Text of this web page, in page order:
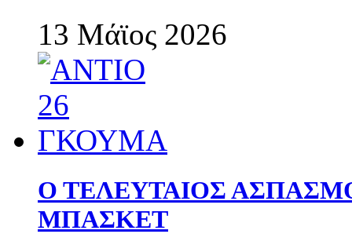
13 Μάϊος 2026
Ο ΤΕΛΕΥΤΑΙΟΣ
ΜΠΑΣΚΕΤ